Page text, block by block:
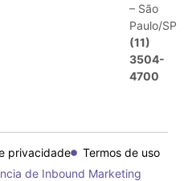
– São
Paulo/SP
(11)
3504-
4700
privacidade
Termos de uso
de Inbound Marketing